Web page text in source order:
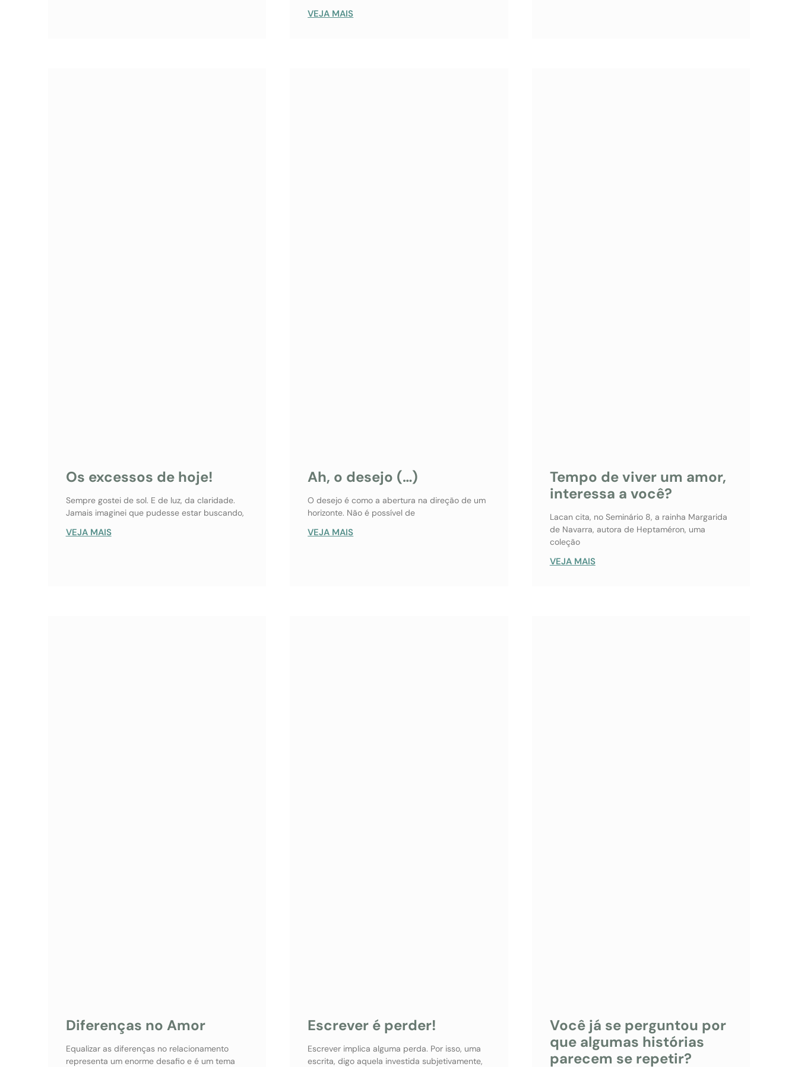
VEJA MAIS
Os excessos de hoje!
Sempre gostei de sol. E de luz, da claridade.
Jamais imaginei que pudesse estar buscando,
VEJA MAIS
Ah, o desejo (…)
O desejo é como a abertura na direção de um
horizonte. Não é possível de
VEJA MAIS
Tempo de viver um amor,
interessa a você?
Lacan cita, no Seminário 8, a rainha Margarida
de Navarra, autora de Heptaméron, uma
coleção
VEJA MAIS
Diferenças no Amor
Equalizar as diferenças no relacionamento
representa um enorme desafio e é um tema
Escrever é perder!
Escrever implica alguma perda. Por isso, uma
escrita, digo aquela investida subjetivamente,
Você já se perguntou por
que algumas histórias
parecem se repetir?